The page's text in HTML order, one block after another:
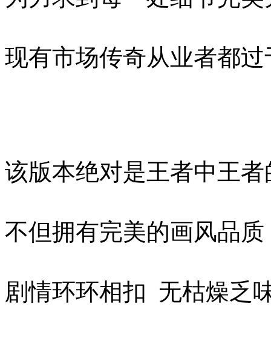
现有市场传奇从业者都
该版本绝对是王者中王者
不但拥有完美的画风品
剧情环环相扣 无枯燥乏